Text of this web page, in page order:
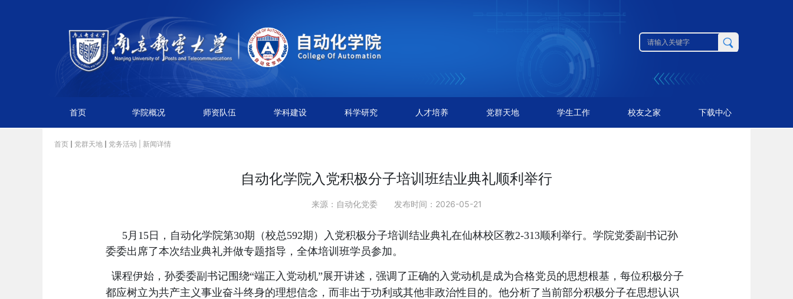
首页 学院概况 师资队伍 学科建设 科学研究 人才培养 党群天地 学生工作 校友之家 下载中心
首页 党群天地 党务活动 | 新闻详情
自动化学院入党积极分子培训班结业典礼顺利举行
来源：自动化党委 发布时间：2026-05-21
5月15日，自动化学院第30期（校总592期）入党积极分子培训结业典礼在仙林校区教2-313顺利举行。学院党委副书记孙
委委出席了本次结业典礼并做专题指导，全体培训班学员参加。
课程伊始，孙委委副书记围绕“端正入党动机”展开讲述，强调了正确的入党动机是成为合格党员的思想根基，每位积极分子
都应树立为共产主义事业奋斗终身的理想信念，而非出于功利或其他非政治性目的。他分析了当前部分积极分子在思想认识